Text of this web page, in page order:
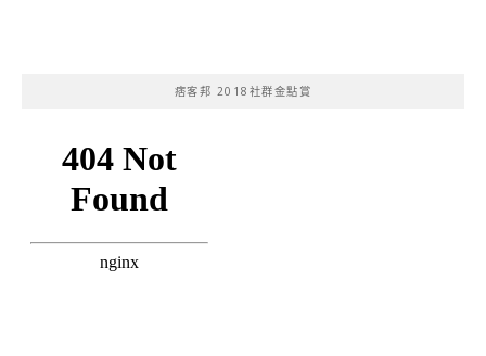
痞客邦 2018社群金點賞